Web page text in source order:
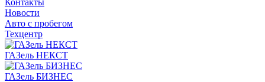
Контакты
Новости
Авто с пробегом
Техцентр
ГАЗель НЕКСТ
ГАЗель БИЗНЕС